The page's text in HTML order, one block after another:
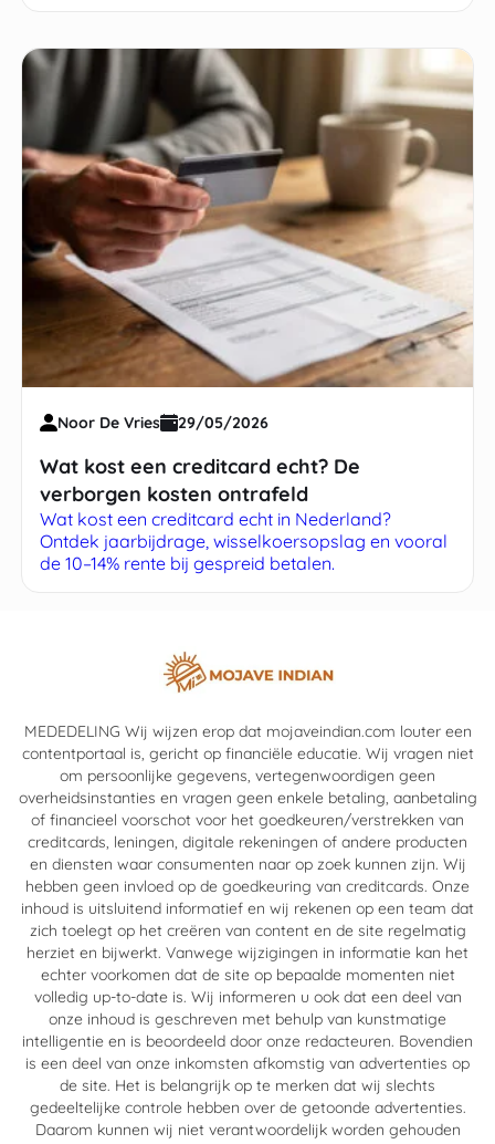
Noor De Vries 29/05/2026
Wat kost een creditcard echt? De
verborgen kosten ontrafeld
Wat kost een creditcard echt in Nederland?
Ontdek jaarbijdrage, wisselkoersopslag en vooral
de 10–14% rente bij gespreid betalen.
MEDEDELING Wij wijzen erop dat mojaveindian.com louter een
contentportaal is, gericht op financiële educatie. Wij vragen niet
om persoonlijke gegevens, vertegenwoordigen geen
overheidsinstanties en vragen geen enkele betaling, aanbetaling
of financieel voorschot voor het goedkeuren/verstrekken van
creditcards, leningen, digitale rekeningen of andere producten
en diensten waar consumenten naar op zoek kunnen zijn. Wij
hebben geen invloed op de goedkeuring van creditcards. Onze
inhoud is uitsluitend informatief en wij rekenen op een team dat
zich toelegt op het creëren van content en de site regelmatig
herziet en bijwerkt. Vanwege wijzigingen in informatie kan het
echter voorkomen dat de site op bepaalde momenten niet
volledig up-to-date is. Wij informeren u ook dat een deel van
onze inhoud is geschreven met behulp van kunstmatige
intelligentie en is beoordeeld door onze redacteuren. Bovendien
is een deel van onze inkomsten afkomstig van advertenties op
de site. Het is belangrijk op te merken dat wij slechts
gedeeltelijke controle hebben over de getoonde advertenties.
Daarom kunnen wij niet verantwoordelijk worden gehouden